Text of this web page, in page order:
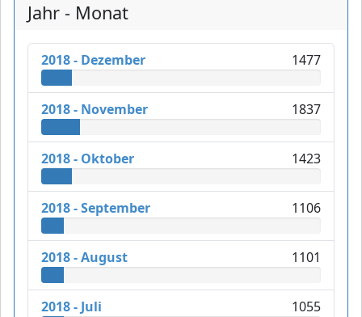
Jahr - Monat
2018 - Dezember 1477
2018 - November 1837
2018 - Oktober 1423
2018 - September 1106
2018 - August 1101
2018 - Juli 1055